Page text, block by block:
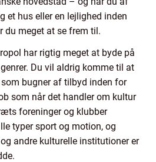
et hus eller en lejlighed inden
du meget at se frem til.
har rigtig meget at byde på
Du vil aldrig komme til at
bugner af tilbyd inden for
som når det handler om kultur
foreninger og klubber
typer sport og motion, og
andre kulturelle institutioner er